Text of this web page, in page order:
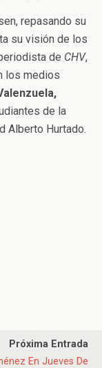
repasando su
su visión de los
de CHV,
los medios
de la
Alberto Hurtado.
Próxima Entrada
En Jueves De